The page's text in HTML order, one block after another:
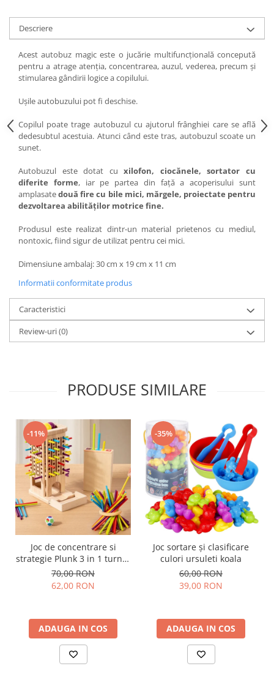
Descriere
Acest autobuz magic este o jucărie multifuncțională concepută
pentru a atrage atenția, concentrarea, auzul, vederea, precum și
stimularea gândirii logice a copilului.
Uşile autobuzului pot fi deschise.
Copilul poate trage autobuzul cu ajutorul frânghiei care se află
dedesubtul acestuia. Atunci când este tras, autobuzul scoate un
sunet.
Autobuzul este dotat cuxilofon, ciocănele, sortator cu
diferite forme, iar pe partea din faţă a acoperisului sunt
amplasatedouă fire cu bile mici, mărgele, proiectate pentru
dezvoltarea abilităţilor motrice fine.
Produsul este realizat dintr-un material prietenos cu mediul,
nontoxic, fiind sigur de utilizat pentru cei mici.
Dimensiune ambalaj: 30 cm x 19 cm x 11 cm
Informatii conformitate produs
Caracteristici
Review-uri(0)
PRODUSE SIMILARE
-11%
Joc de concentrare si
strategie Plunk 3 in 1 turnul
din lemn cu betisoare si
bile colorate
70,00 RON
62,00 RON
ADAUGA IN COS
-35%
Joc sortare şi clasificare
culori ursuleti koala
60,00 RON
39,00 RON
ADAUGA IN COS